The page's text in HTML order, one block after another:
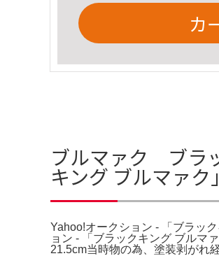
カ
ブルマァク ブラ
キング ブルマァ
Yahoo!オークション - 「ブラッ
ョン - 「ブラックキング ブルマ
21.5cm当時物の為、塗装剥がれ